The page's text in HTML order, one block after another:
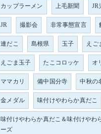
カップラーメン 上毛新聞 JR
JR 撮影会 非常事態宣言
連だこ 島根県 玉子 えご
えごま玉子 たこコロッケ オ
ママカリ 備中国分寺 中秋の
金メダル 味付けやわらか真だこ
味付けやわらか真だこ＆味付けやわ
ーズ